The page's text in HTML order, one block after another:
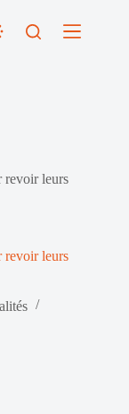
revoir leurs
revoir leurs